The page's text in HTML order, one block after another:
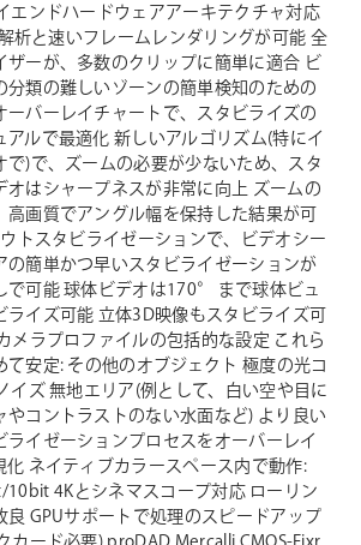
エンドハードウェアアーキテクチャ対応
析と速いフレームレンダリングが可能 全
ザーが、多数のクリップに簡単に適合 ビ
分類の難しいゾーンの簡単検知のための
ーバーレイチャートで、スタビライズの
アルで最適化 新しいアルゴリズム(特にイ
で)で、ズームの必要が少ないため、スタ
オはシャープネスが非常に向上 ズームの
高画質でアングル幅を保持した結果が可
トスタビライゼーションで、ビデオシー
の簡単かつ早いスタビライゼーションが
で可能球体ビデオは170° まで球体ビュ
ライズ可能立体3D映像もスタビライズ可
メラプロファイルの包括的な設定 これら
て安定: その他のオブジェクト 極度の光コ
イズ無地エリア(例として、白い空や目に
やコントラストのない水面など) より良い
イゼーションプロセスをオーバーレイ
化 ネイティブカラースペース内で動作:
10bit 4Kとシネマスコープ対応ローリン
良 GPUサポートで処理のスピードアップ